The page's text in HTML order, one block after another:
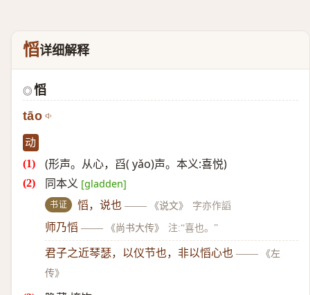
慆详细解释
◎ 慆
tāo
动
(形声。从心，舀( yǎo)声。本义:喜悦)
同本义 [gladden]
书证 慆，说也 —— 《说文》 字亦作謟
师乃慆 —— 《尚书大传》 注:“喜也。”
君子之近琴瑟，以仪节也，非以慆心也 ——
《左
传》